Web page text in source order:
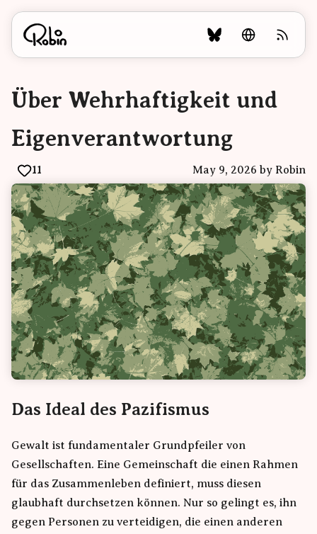
Über Wehrhaftigkeit und
Eigenverantwortung
11 May 9, 2026 by Robin
Das Ideal des Pazifismus
Gewalt ist fundamentaler Grundpfeiler von
Gesellschaften. Eine Gemeinschaft die einen Rahmen
für das Zusammenleben definiert, muss diesen
glaubhaft durchsetzen können. Nur so gelingt es, ihn
gegen Personen zu verteidigen, die einen anderen